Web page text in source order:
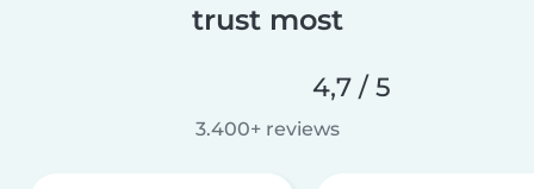
trust most
4,7 / 5
3.400+ reviews